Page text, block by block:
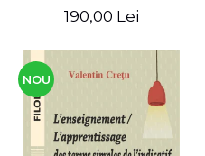
Armağan/ POLIFONII
și civilizația turcă în lume.
Centenarului
190,00 Lei
NOU